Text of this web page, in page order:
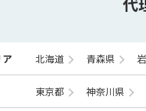
北海道 青森県
東京都 神奈川県